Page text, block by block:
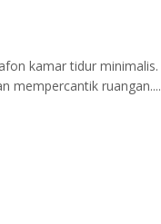
kamar tidur minimalis.
mempercantik ruangan....